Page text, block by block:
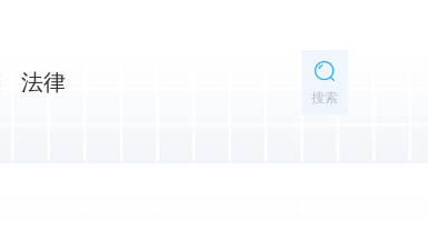
法律
搜索